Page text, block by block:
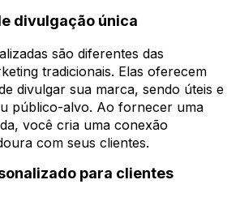
divulgação única
são diferentes das
tradicionais. Elas oferecem
divulgar sua marca, sendo úteis e
público-alvo. Ao fornecer uma
você cria uma conexão
com seus clientes.
para clientes